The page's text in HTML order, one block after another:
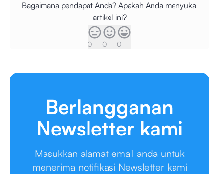
Bagaimana pendapat Anda? Apakah Anda menyukai
artikel ini?
0 0 0
Berlangganan
Newsletter kami
Masukkan alamat email anda untuk
menerima notifikasi Newsletter kami